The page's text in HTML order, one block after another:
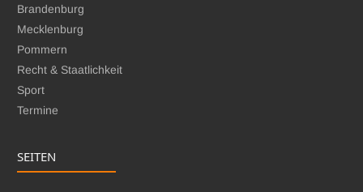
Brandenburg
Mecklenburg
Pommern
Recht & Staatlichkeit
Sport
Termine
SEITEN